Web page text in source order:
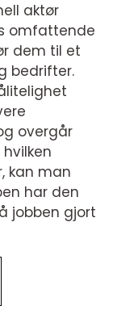
aktør
omfattende
dem til et
bedrifter.
overgår
kan man
har den
jobben gjort